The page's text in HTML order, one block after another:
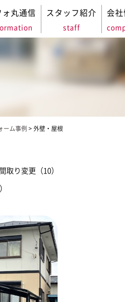
ォ丸通信 スタッフ紹介
staff
会
ーム事例 > 外壁・屋根
間取り変更（10）